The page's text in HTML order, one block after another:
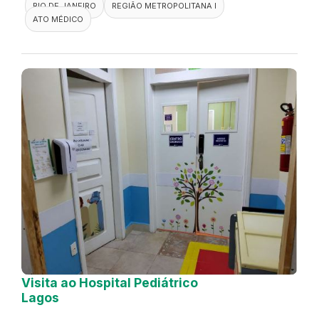
RIO DE JANEIRO
REGIÃO METROPOLITANA I
ATO MÉDICO
Visita ao Hospital Pediátrico
Lagos